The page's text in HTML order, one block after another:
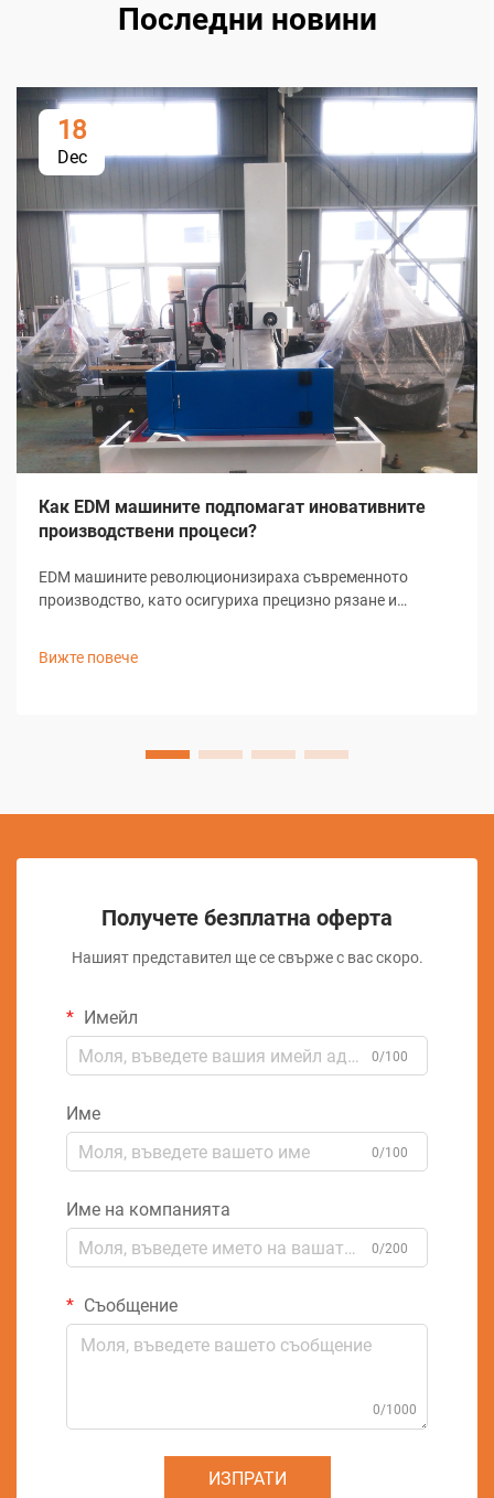
Последни новини
18
Dec
Как EDM машините подпомагат иновативните
производствени процеси?
EDM машините революционизираха съвременното
производство, като осигуриха прецизно рязане и
Вижте повече
Получете безплатна оферта
Нашият представител ще се свърже с вас скоро.
Имейл
0/100
Име
0/100
Име на компанията
0/200
Съобщение
0/1000
ИЗПРАТИ